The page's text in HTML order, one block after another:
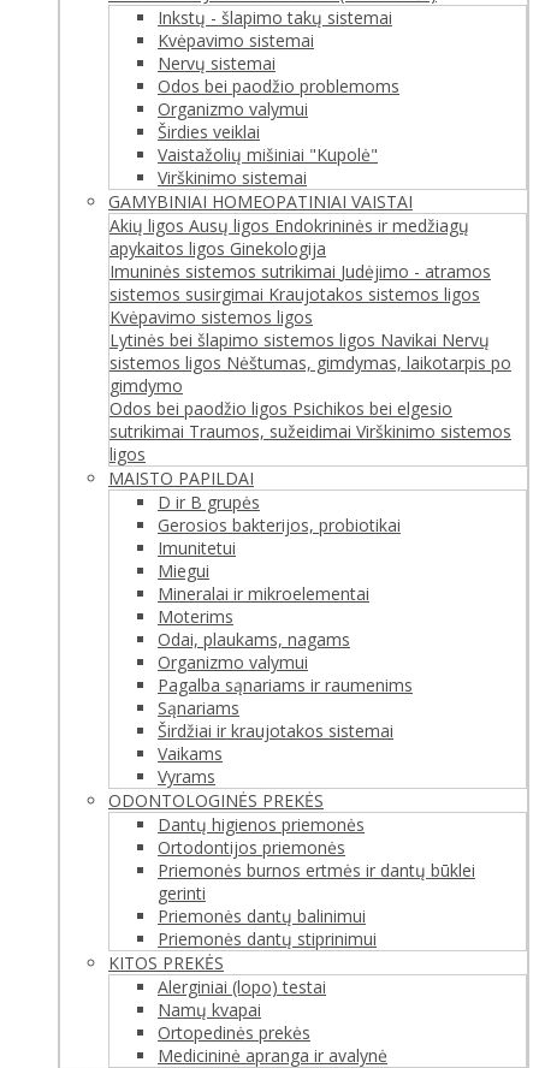
Inkstų - šlapimo takų sistemai
Kvėpavimo sistemai
Nervų sistemai
Odos bei paodžio problemoms
Organizmo valymui
Širdies veiklai
Vaistažolių mišiniai "Kupolė"
Virškinimo sistemai
GAMYBINIAI HOMEOPATINIAI VAISTAI
Akių ligos Ausų ligos Endokrininės ir medžiagų
apykaitos ligos Ginekologija
Imuninės sistemos sutrikimai Judėjimo - atramos
sistemos susirgimai Kraujotakos sistemos ligos
Kvėpavimo sistemos ligos
Lytinės bei šlapimo sistemos ligos Navikai Nervų
sistemos ligos Nėštumas, gimdymas, laikotarpis po
gimdymo
Odos bei paodžio ligos Psichikos bei elgesio
sutrikimai Traumos, sužeidimai Virškinimo sistemos
ligos
MAISTO PAPILDAI
D ir B grupės
Gerosios bakterijos, probiotikai
Imunitetui
Miegui
Mineralai ir mikroelementai
Moterims
Odai, plaukams, nagams
Organizmo valymui
Pagalba sąnariams ir raumenims
Sąnariams
Širdžiai ir kraujotakos sistemai
Vaikams
Vyrams
ODONTOLOGINĖS PREKĖS
Dantų higienos priemonės
Ortodontijos priemonės
Priemonės burnos ertmės ir dantų būklei
gerinti
Priemonės dantų balinimui
Priemonės dantų stiprinimui
KITOS PREKĖS
Alerginiai (lopo) testai
Namų kvapai
Ortopedinės prekės
Medicininė apranga ir avalynė